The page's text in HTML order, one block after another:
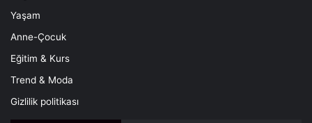
Yaşam
Anne-Çocuk
Eğitim & Kurs
Trend & Moda
Gizlilik politikası